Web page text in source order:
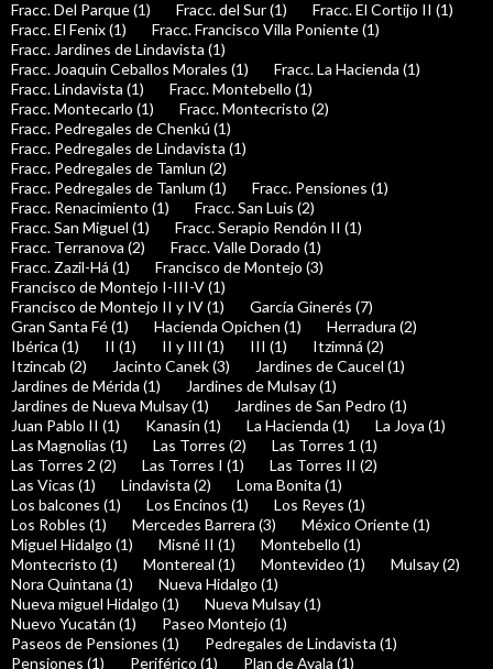
Fracc. Del Parque (1)
Fracc. del Sur (1)
Fracc. El Cortijo II (1)
Fracc. El Fenix (1)
Fracc. Francisco Villa Poniente (1)
Fracc. Jardines de Lindavista (1)
Fracc. Joaquin Ceballos Morales (1)
Fracc. La Hacienda (1)
Fracc. Lindavista (1)
Fracc. Montebello (1)
Fracc. Montecarlo (1)
Fracc. Montecristo (2)
Fracc. Pedregales de Chenkú (1)
Fracc. Pedregales de Lindavista (1)
Fracc. Pedregales de Tamlun (2)
Fracc. Pedregales de Tanlum (1)
Fracc. Pensiones (1)
Fracc. Renacimiento (1)
Fracc. San Luis (2)
Fracc. San Miguel (1)
Fracc. Serapio Rendón II (1)
Fracc. Terranova (2)
Fracc. Valle Dorado (1)
Fracc. Zazil-Há (1)
Francisco de Montejo (3)
Francisco de Montejo I-III-V (1)
Francisco de Montejo II y IV (1)
García Ginerés (7)
Gran Santa Fé (1)
Hacienda Opichen (1)
Herradura (2)
Ibérica (1)
II (1) II y III (1) III (1)
Itzimná (2)
Itzincab (2)
Jacinto Canek (3)
Jardines de Caucel (1)
Jardines de Mérida (1)
Jardines de Mulsay (1)
Jardines de Nueva Mulsay (1)
Jardines de San Pedro (1)
Juan Pablo II (1)
Kanasín (1) La Hacienda (1)
La Joya (1)
Las Magnolias (1)
Las Torres (2)
Las Torres 1 (1)
Las Torres 2 (2)
Las Torres I (1)
Las Torres II (2)
Las Vicas (1)
Lindavista (2)
Loma Bonita (1)
Los balcones (1)
Los Encinos (1)
Los Reyes (1)
Los Robles (1)
Mercedes Barrera (3)
México Oriente (1)
Miguel Hidalgo (1)
Misné II (1)
Montebello (1)
Montecristo (1)
Montereal (1) Montevideo (1)
Mulsay (2)
Nora Quintana (1)
Nueva Hidalgo (1)
Nueva miguel Hidalgo (1)
Nueva Mulsay (1)
Nuevo Yucatán (1)
Paseo Montejo (1)
Paseos de Pensiones (1)
Pedregales de Lindavista (1)
Pensiones (1)
Periférico (1)
Plan de Ayala (1)